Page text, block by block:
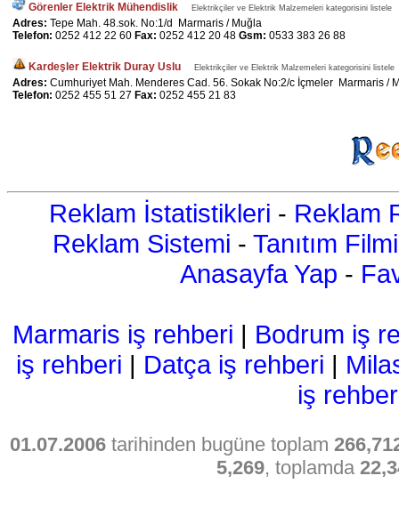
Görenler Elektrik Mühendislik Elektrikçiler ve Elektrik Malzemeleri kategorisini listele
Adres: Tepe Mah. 48.sok. No:1/d Marmaris / Muğla
Telefon: 0252 412 22 60 Fax: 0252 412 20 48 Gsm: 0533 383 26 88
Kardeşler Elektrik Duray Uslu Elektrikçiler ve Elektrik Malzemeleri kategorisini listele
Adres: Cumhuriyet Mah. Menderes Cad. 56. Sokak No:2/c İçmeler Marmaris /
Telefon: 0252 455 51 27 Fax: 0252 455 21 83
Reklam İstatistikleri - Reklam
Reklam Sistemi - Tanıtım Filmi
Anasayfa Yap -
Marmaris iş rehberi | Bodrum iş
iş rehberi | Datça iş rehberi |
iş
01.07.2006 tarihinden bugüne toplam
5,269, toplamda